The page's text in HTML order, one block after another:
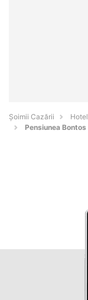
Șoimii Cazării
Pensiunea Bontos